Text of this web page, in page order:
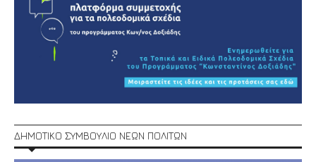
ΔΗΜΟΤΙΚΟ ΣΥΜΒΟΥΛΙΟ ΝΕΩΝ ΠΟΛΙΤΩΝ